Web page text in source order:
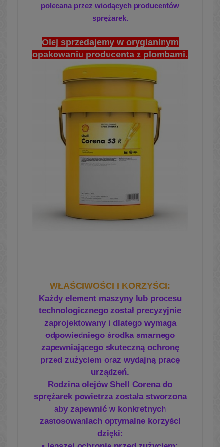
polecana przez wiodących producentów
sprężarek.
Olej sprzedajemy w orygianlnym
opakowaniu producenta z plombami.
WŁAŚCIWOŚCI I KORZYŚCI:
Każdy element maszyny lub procesu
technologicznego został precyzyjnie
zaprojektowany i dlatego wymaga
odpowiedniego środka smarnego
zapewniającego skuteczną ochronę
przed zużyciem oraz wydajną pracę
urządzeń.
Rodzina olejów Shell Corena do
sprężarek powietrza została stworzona
aby zapewnić w konkretnych
zastosowaniach optymalne korzyści
dzięki: